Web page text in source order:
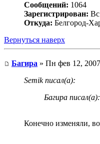
Сообщений: 1064
Зарегистрирован: Вс
Откуда: Белгород-
Вернуться наверх
Багира » Пн фев 12,
Semik писал(а):
Багира писал(а):
Конечно изменяли,